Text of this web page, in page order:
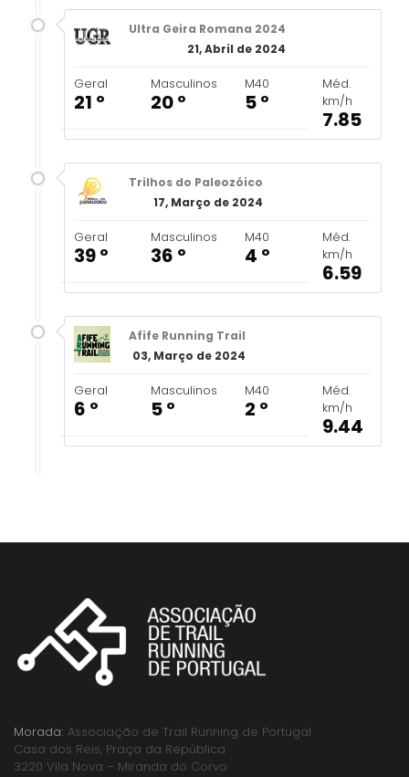
Ultra Geira Romana 2024
21, Abril de 2024
Geral
21 º
Masculinos
20 º
M40
5 º
Méd.
km/h
7.85
Trilhos do Paleozóico
17, Março de 2024
Geral
39 º
Masculinos
36 º
M40
4 º
Méd.
km/h
6.59
Afife Running Trail
03, Março de 2024
Geral
6 º
Masculinos
5 º
M40
2 º
Méd.
km/h
9.44
Morada: Associação de Trail Running de Portugal
Casa dos Reis, Praça da República
3220 Vila Nova – Miranda do Corvo